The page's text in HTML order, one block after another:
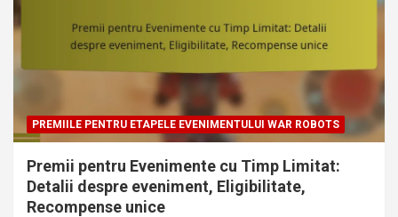
PREMIILE PENTRU ETAPELE EVENIMENTULUI WAR ROBOTS
Premii pentru Evenimente cu Timp Limitat:
Detalii despre eveniment, Eligibilitate,
Recompense unice